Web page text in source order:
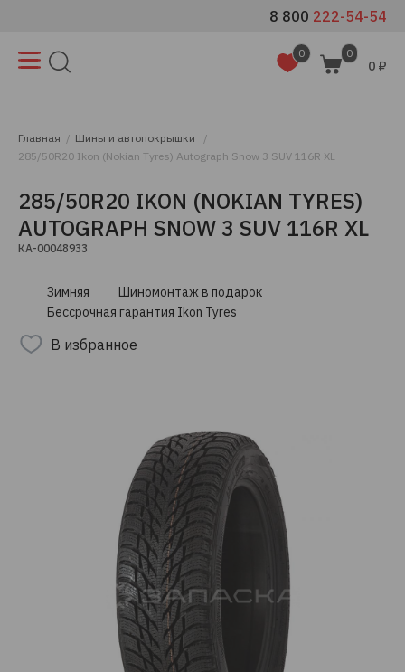
8 800 222-54-54
0 0
0 ₽
Главная
Шины и автопокрышки
285/50R20 Ikon (Nokian Tyres) Autograph Snow 3 SUV 116R XL
285/50R20 IKON (NOKIAN TYRES)
AUTOGRAPH SNOW 3 SUV 116R XL
КА-00048933
Зимняя
Шиномонтаж в подарок
Бессрочная гарантия Ikon Tyres
В избранное